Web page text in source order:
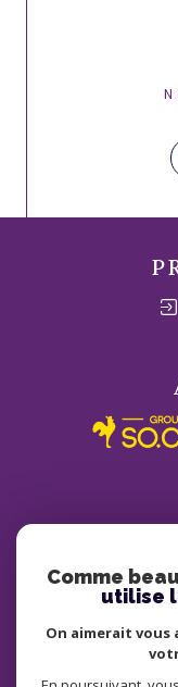
© 2026 | TOUS DROITS
Comme
utilise
On aimerait vous